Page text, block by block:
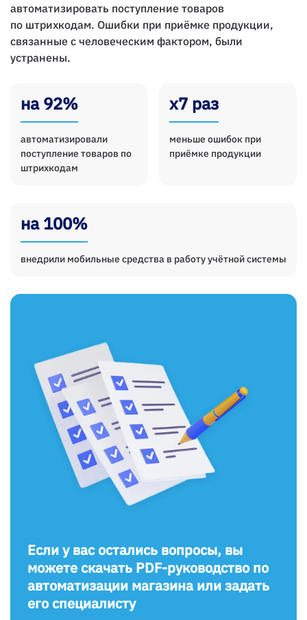
автоматизировать поступление товаров
по штрихкодам. Ошибки при приёмке продукции,
связанные с человеческим фактором, были
устранены.
на 92%
автоматизировали
поступление товаров по
штрихкодам
х7 раз
меньше ошибок при
приёмке продукции
на 100%
внедрили мобильные средства в работу учётной системы
Если у вас остались вопросы, вы
можете скачать PDF-руководство по
автоматизации магазина или задать
его специалисту